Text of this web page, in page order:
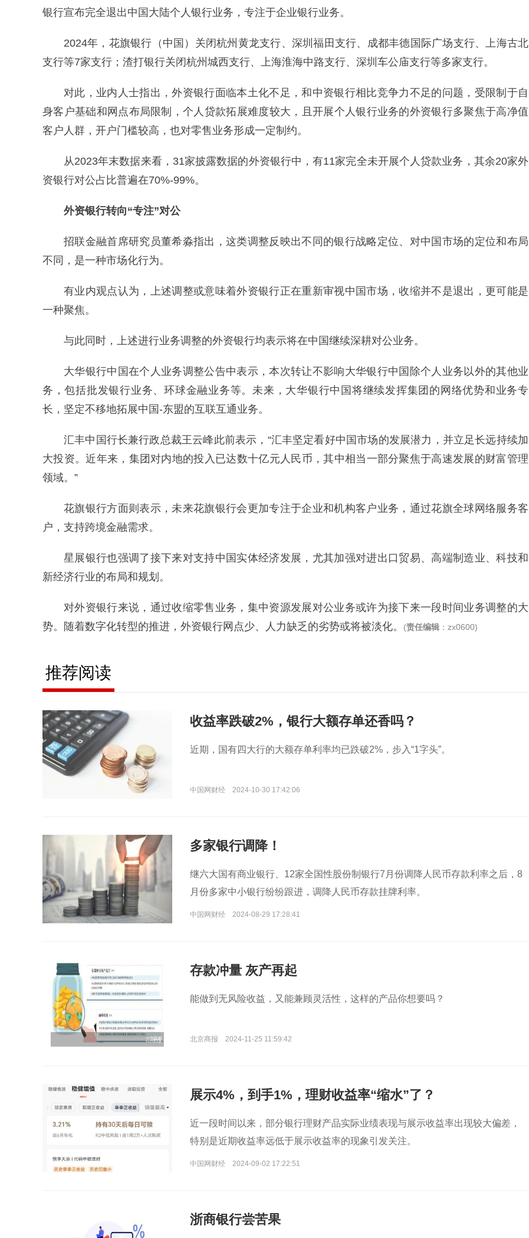
银行宣布完全退出中国大陆个人银行业务，专注于企业银行业务。
2024年，花旗银行（中国）关闭杭州黄龙支行、深圳福田支行、成都丰德国际广场支行、上海古北
支行等7家支行；渣打银行关闭杭州城西支行、上海淮海中路支行、深圳车公庙支行等多家支行。
对此，业内人士指出，外资银行面临本土化不足，和中资银行相比竞争力不足的问题，受限制于自
身客户基础和网点布局限制，个人贷款拓展难度较大，且开展个人银行业务的外资银行多聚焦于高净值
客户人群，开户门槛较高，也对零售业务形成一定制约。
从2023年末数据来看，31家披露数据的外资银行中，有11家完全未开展个人贷款业务，其余20家外
资银行对公占比普遍在70%-99%。
外资银行转向“专注”对公
招联金融首席研究员董希淼指出，这类调整反映出不同的银行战略定位、对中国市场的定位和布局
不同，是一种市场化行为。
有业内观点认为，上述调整或意味着外资银行正在重新审视中国市场，收缩并不是退出，更可能是
一种聚焦。
与此同时，上述进行业务调整的外资银行均表示将在中国继续深耕对公业务。
大华银行中国在个人业务调整公告中表示，本次转让不影响大华银行中国除个人业务以外的其他业
务，包括批发银行业务、环球金融业务等。未来，大华银行中国将继续发挥集团的网络优势和业务专
长，坚定不移地拓展中国-东盟的互联互通业务。
汇丰中国行长兼行政总裁王云峰此前表示，“汇丰坚定看好中国市场的发展潜力，并立足长远持续加
大投资。近年来，集团对内地的投入已达数十亿元人民币，其中相当一部分聚焦于高速发展的财富管理
领域。”
花旗银行方面则表示，未来花旗银行会更加专注于企业和机构客户业务，通过花旗全球网络服务客
户，支持跨境金融需求。
星展银行也强调了接下来对支持中国实体经济发展，尤其加强对进出口贸易、高端制造业、科技和
新经济行业的布局和规划。
对外资银行来说，通过收缩零售业务，集中资源发展对公业务或许为接下来一段时间业务调整的大
势。随着数字化转型的推进，外资银行网点少、人力缺乏的劣势或将被淡化。
(责任编辑 ：zx0600)
推荐阅读
收益率跌破2%，银行大额存单还香吗？
近期，国有四大行的大额存单利率均已跌破2%，步入“1字头”。
中国网财经 2024-10-30 17:42:06
多家银行调降！
继六大国有商业银行、12家全国性股份制银行7月份调降人民币存款利率之后，8
月份多家中小银行纷纷跟进，调降人民币存款挂牌利率。
中国网财经 2024-08-29 17:28:41
存款冲量 灰产再起
能做到无风险收益，又能兼顾灵活性，这样的产品你想要吗？
北京商报 2024-11-25 11:59:42
展示4%，到手1%，理财收益率“缩水”了？
近一段时间以来，部分银行理财产品实际业绩表现与展示收益率出现较大偏差，
特别是近期收益率远低于展示收益率的现象引发关注。
中国网财经 2024-09-02 17:22:51
浙商银行尝苦果